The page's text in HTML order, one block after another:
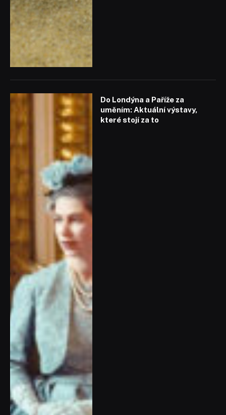
Do Londýna a Paříže za
uměním: Aktuální výstavy,
které stojí za to